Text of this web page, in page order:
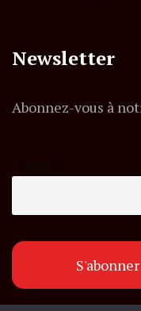
Newsletter
Abonnez-vous à